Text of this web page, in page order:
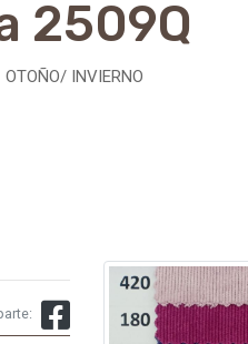
2509Q
OTOÑO/ INVIERNO